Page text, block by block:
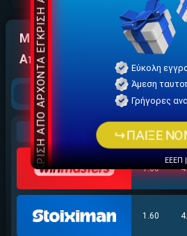
Μάντσεστερ Γιουνάιτεντ -
Αποδόσεις
BOOKMAKER 1
1.60
1.60
ΕΓΚΡΙΣΗ ΑΠΟ ΑΡΧΟΝΤΑ ΕΓΚΡΙΣΗ ΑΠΟ ΑΡΧΟΝΤΑ
Εύκολη
Άμεση
Γρήγορες
↪ΠΑΙΞΕ
ΕΕΕΠ